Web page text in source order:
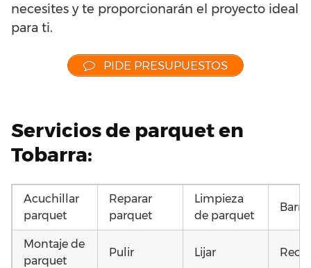
necesites y te proporcionarán el proyecto ideal
para ti.
PIDE PRESUPUESTOS
Servicios de parquet en
Tobarra:
Acuchillar
parquet
Reparar
parquet
Limpieza
de parquet
Montaje de
parquet
Pulir Lijar